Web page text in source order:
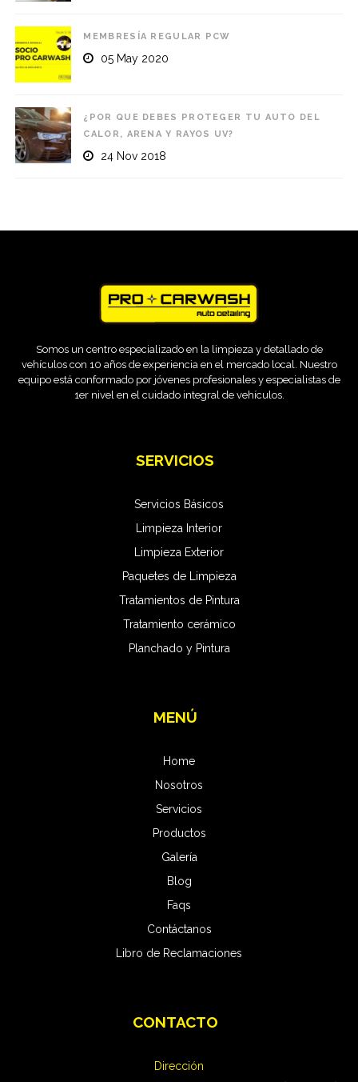
MEMBRESÍA REGULAR PCW
05 May 2020
¿POR QUE DEBES PROTEGER TU AUTO DEL
CALOR, ARENA Y RAYOS UV?
24 Nov 2018
Pro Carwash
Somos un centro especializado en la limpieza y detallado de
vehículos con 10 años de experiencia en el mercado local. Nuestro
equipo está conformado por jóvenes profesionales y especialistas de
1er nivel en el cuidado integral de vehículos.
SERVICIOS
Servicios Básicos
Limpieza Interior
Limpieza Exterior
Paquetes de Limpieza
Tratamientos de Pintura
Tratamiento cerámico
Planchado y Pintura
MENÚ
Home
Nosotros
Servicios
Productos
Galería
Blog
Faqs
Contáctanos
Libro de Reclamaciones
CONTACTO
Dirección